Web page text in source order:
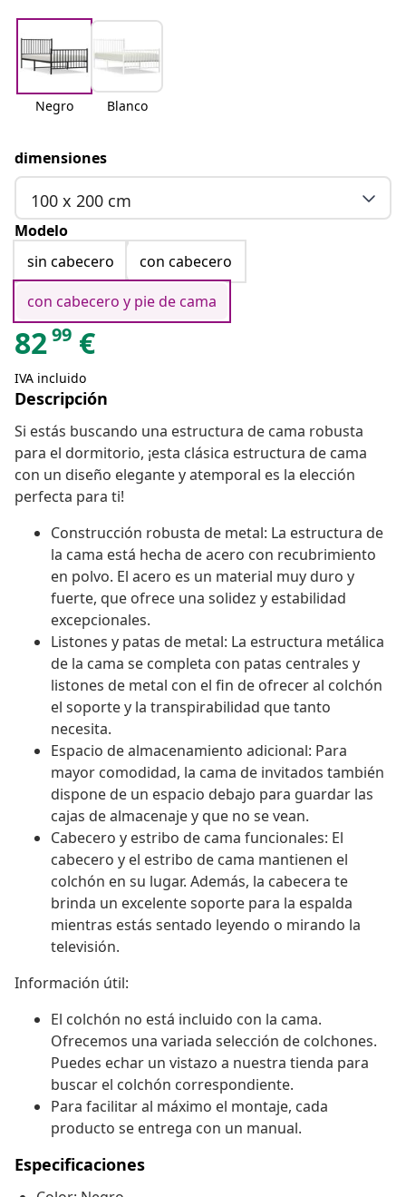
Negro Blanco
dimensiones
100 x 200 cm
Modelo
sin cabecero
con cabecero
con cabecero y pie de cama
8299 €
IVA incluido
Descripción
Si estás buscando una estructura de cama robusta
para el dormitorio, ¡esta clásica estructura de cama
con un diseño elegante y atemporal es la elección
perfecta para ti!
Construcción robusta de metal: La estructura de
la cama está hecha de acero con recubrimiento
en polvo. El acero es un material muy duro y
fuerte, que ofrece una solidez y estabilidad
excepcionales.
Listones y patas de metal: La estructura metálica
de la cama se completa con patas centrales y
listones de metal con el fin de ofrecer al colchón
el soporte y la transpirabilidad que tanto
necesita.
Espacio de almacenamiento adicional: Para
mayor comodidad, la cama de invitados también
dispone de un espacio debajo para guardar las
cajas de almacenaje y que no se vean.
Cabecero y estribo de cama funcionales: El
cabecero y el estribo de cama mantienen el
colchón en su lugar. Además, la cabecera te
brinda un excelente soporte para la espalda
mientras estás sentado leyendo o mirando la
televisión.
Información útil:
El colchón no está incluido con la cama.
Ofrecemos una variada selección de colchones.
Puedes echar un vistazo a nuestra tienda para
buscar el colchón correspondiente.
Para facilitar al máximo el montaje, cada
producto se entrega con un manual.
Especificaciones